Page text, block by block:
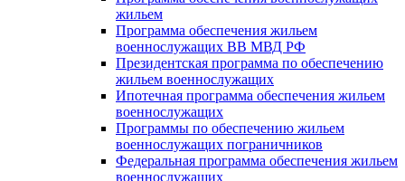
жильем
Программа обеспечения жильем
военнослужащих ВВ МВД РФ
Президентская программа по обеспечению
жильем военнослужащих
Ипотечная программа обеспечения жильем
военнослужащих
Программы по обеспечению жильем
военнослужащих пограничников
Федеральная программа обеспечения жильем
военнослужащих